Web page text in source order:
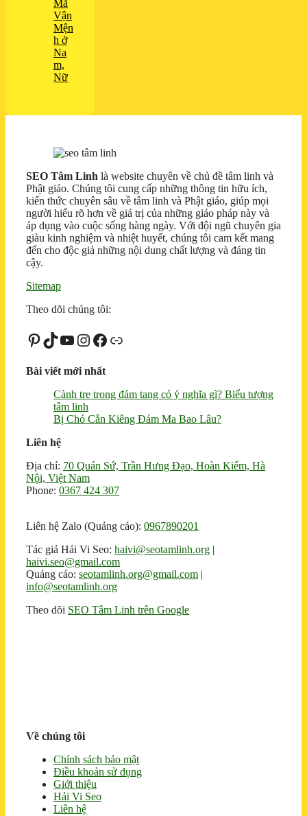
Mã
Vận
Mện
h ở
Na
m,
Nữ
SEO Tâm Linh là website chuyên về chủ đề tâm linh và
Phật giáo. Chúng tôi cung cấp những thông tin hữu ích,
kiến thức chuyên sâu về tâm linh và Phật giáo, giúp mọi
người hiểu rõ hơn về giá trị của những giáo pháp này và
áp dụng vào cuộc sống hàng ngày. Với đội ngũ chuyên gia
giàu kinh nghiệm và nhiệt huyết, chúng tôi cam kết mang
đến cho độc giả những nội dung chất lượng và đáng tin
cậy.
Sitemap
Theo dõi chúng tôi:
Pinterest
TikTok
Youtube
Instagram
Facebook
Liên kết
Bài viết mới nhất
Cành tre trong đám tang có ý nghĩa gì? Biểu tượng
tâm linh
Bị Chó Cắn Kiêng Đám Ma Bao Lâu?
Liên hệ
Địa chỉ: 70 Quán Sứ, Trần Hưng Đạo, Hoàn Kiếm, Hà
Nội, Việt Nam
Phone: 0367 424 307
Liên hệ Zalo (Quảng cáo): 0967890201
Tác giả Hải Vi Seo: haivi@seotamlinh.org |
haivi.seo@gmail.com
Quảng cáo: seotamlinh.org@gmail.com |
info@seotamlinh.org
Theo dõi SEO Tâm Linh trên Google
Về chúng tôi
Chính sách bảo mật
Điều khoản sử dụng
Giới thiệu
Hải Vi Seo
Liên hệ